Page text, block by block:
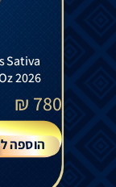
Sativa
2026
780
₪
הוספה